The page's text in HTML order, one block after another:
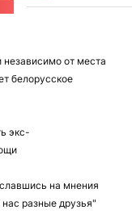
от места
белорусское
экс-
на мнения
разные друзья"